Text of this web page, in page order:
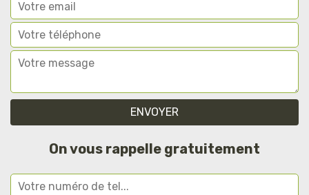
On vous rappelle gratuitement